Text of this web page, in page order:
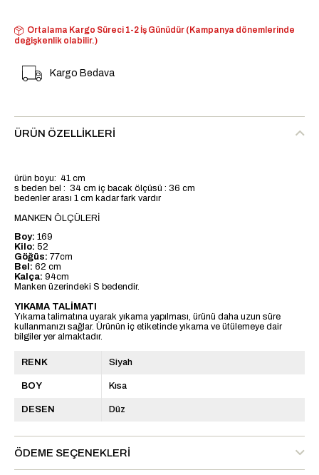
Ortalama Kargo Süreci 1-2 İş Günüdür (Kampanya dönemlerinde
değişkenlik olabilir.)
Kargo Bedava
ÜRÜN ÖZELLIKLERI
ürün boyu: 41 cm
s beden bel : 34 cm iç bacak ölçüsü : 36 cm
bedenler arası 1 cm kadar fark vardır
MANKEN ÖLÇÜLERİ
Boy: 169
Kilo: 52
Göğüs: 77cm
Bel: 62 cm
Kalça: 94cm
Manken üzerindeki S bedendir.
YIKAMA TALİMATI
Yıkama talimatına uyarak yıkama yapılması, ürünü daha uzun süre
kullanmanızı sağlar. Ürünün iç etiketinde yıkama ve ütülemeye dair
bilgiler yer almaktadır.
RENK Siyah
BOY Kısa
DESEN Düz
ÖDEME SEÇENEKLERI